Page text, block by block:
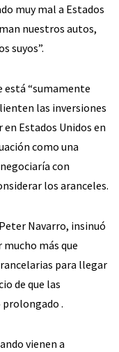
muy mal a Estados
nuestros autos,
suyos”.
está “sumamente
las inversiones
Estados Unidos en
como una
con
los aranceles.
Navarro, insinuó
más que
para llegar
de que las
prolongado .
vienen a